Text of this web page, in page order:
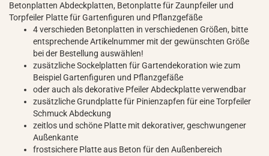
Betonplatten Abdeckplatten, Betonplatte für Zaunpfeiler und
Torpfeiler Platte für Gartenfiguren und Pflanzgefäße
4 verschieden Betonplatten in verschiedenen Größen, bitte
entsprechende Artikelnummer mit der gewünschten Größe
bei der Bestellung auswählen!
zusätzliche Sockelplatten für Gartendekoration wie zum
Beispiel Gartenfiguren und Pflanzgefäße
oder auch als dekorative Pfeiler Abdeckplatte verwendbar
zusätzliche Grundplatte für Pinienzapfen für eine Torpfeiler
Schmuck Abdeckung
zeitlos und schöne Platte mit dekorativer, geschwungener
Außenkante
frostsichere Platte aus Beton für den Außenbereich